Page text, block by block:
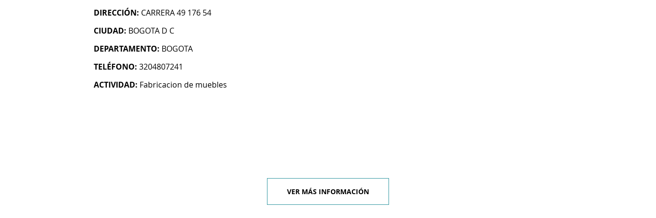
DIRECCIÓN: CARRERA 49 176 54
CIUDAD: BOGOTA D C
DEPARTAMENTO: BOGOTA
TELÉFONO: 3204807241
ACTIVIDAD: Fabricacion de muebles
VER MÁS INFORMACIÓN